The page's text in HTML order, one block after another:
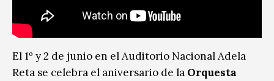
El 1º y 2 de junio en el Auditorio Nacional Adela
Reta se celebra el aniversario de la Orquesta